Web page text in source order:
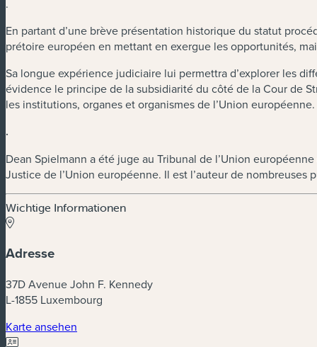
.
En partant d’une brève présentation historique du statut
prétoire européen en mettant en exergue les opportunités,
Sa longue expérience judiciaire lui permettra d’explorer les
évidence le principe de la subsidiarité du côté de la Cour de
les institutions, organes et organismes de l’Union européenne.
.
Dean Spielmann a été juge au Tribunal de l’Union
Justice de l’Union européenne. Il est l’auteur de nombreuses
Wichtige Informationen
Adresse
37D Avenue John F. Kennedy
L-1855 Luxembourg
Karte ansehen